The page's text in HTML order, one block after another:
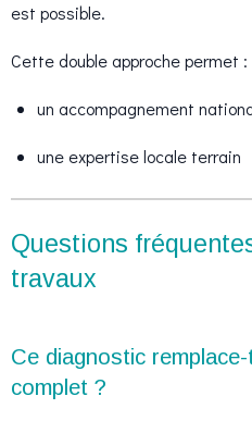
est possible.
Cette double approche permet :
un accompagnement
une expertise locale terrain
Questions
travaux
Ce diagnostic
complet ?